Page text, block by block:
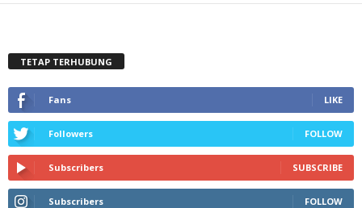
TETAP TERHUBUNG
Fans LIKE
Followers FOLLOW
Subscribers SUBSCRIBE
Subscribers FOLLOW